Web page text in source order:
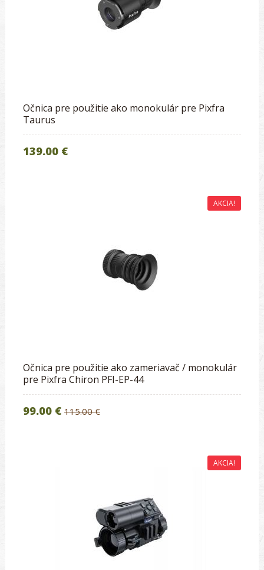
Očnica pre použitie ako monokulár pre Pixfra
Taurus
139.00 €
AKCIA!
Očnica pre použitie ako zameriavač / monokulár
pre Pixfra Chiron PFI-EP-44
99.00 € 115.00 €
AKCIA!